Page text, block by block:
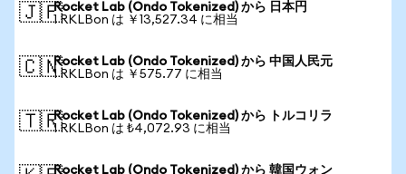
🇯🇵Rocket Lab (Ondo Tokenized) から 日本円
1 RKLBon は ￥13,527.34 に相当
🇨🇳Rocket Lab (Ondo Tokenized) から 中国人民元
1 RKLBon は ￥575.77 に相当
🇹🇷Rocket Lab (Ondo Tokenized) から トルコリラ
1 RKLBon は ₺4,072.93 に相当
Rocket Lab (Ondo Tokenized) から 韓国ウォン